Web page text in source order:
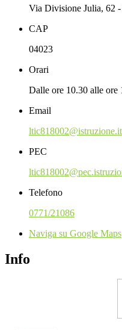
Via Divisione Julia, 62
CAP
04023
Orari
Dalle ore 10.30 alle ore
Email
ltic818002@istruzione.it
PEC
Telefono
0771/21086
Naviga su Google Maps
Info